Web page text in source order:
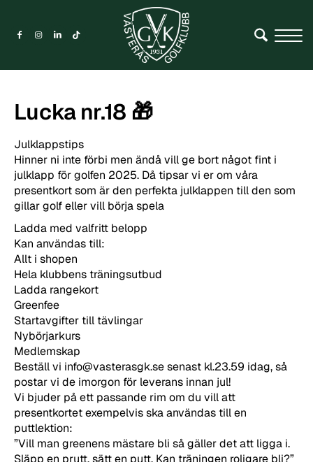
Lucka nr.18 🎁
Julklappstips
Hinner ni inte förbi men ändå vill ge bort något fint i
julklapp för golfen 2025. Då tipsar vi er om våra
presentkort som är den perfekta julklappen till den som
gillar golf eller vill börja spela
Ladda med valfritt belopp
Kan användas till:
Allt i shopen
Hela klubbens träningsutbud
Ladda rangekort
Greenfee
Startavgifter till tävlingar
Nybörjarkurs
Medlemskap
Beställ vi info@vasterasgk.se senast kl.23.59 idag, så
postar vi de imorgon för leverans innan jul!
Vi bjuder på ett passande rim om du vill att
presentkortet exempelvis ska användas till en
puttlektion:
”Vill man greenens mästare bli så gäller det att ligga i.
Släpp en prutt, sätt en putt. Kan träningen roligare bli?”